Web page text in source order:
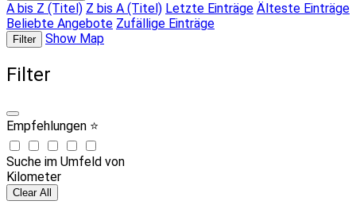
A bis Z (Titel) Z bis A (Titel) Letzte Einträge Älteste Einträge
Beliebte Angebote Zufällige Einträge
Filter Show Map
Filter
Empfehlungen ⭐
Suche im Umfeld von
Kilometer
Clear All